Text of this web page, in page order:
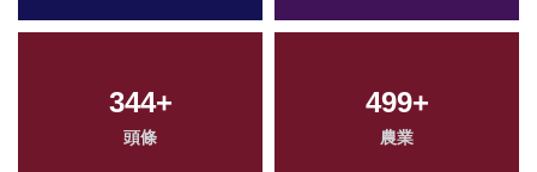
344+
頭條
499+
農業